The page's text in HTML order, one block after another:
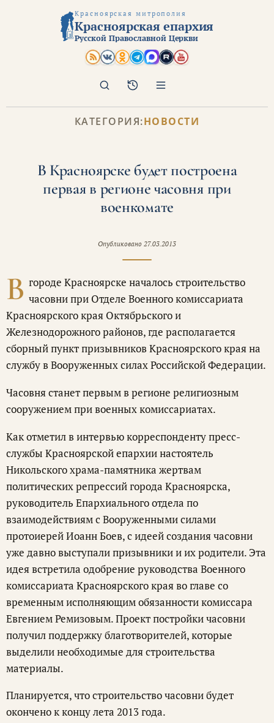
Красноярская митрополия
Красноярская епархия
Русской Православной Церкви
Архив
Поиск
КАТЕГОРИЯ:НОВОСТИ
В Красноярске будет построена
первая в регионе часовня при
военкомате
Опубликовано 27.03.2013
В городе Красноярске началось строительство
часовни при Отделе Военного комиссариата
Красноярского края Октябрьского и
Железнодорожного районов, где располагается
сборный пункт призывников Красноярского края на
службу в Вооруженных силах Российской Федерации.
Часовня станет первым в регионе религиозным
сооружением при военных комиссариатах.
Как отметил в интервью корреспонденту пресс-
службы Красноярской епархии настоятель
Никольского храма-памятника жертвам
политических репрессий города Красноярска,
руководитель Епархиального отдела по
взаимодействиям с Вооруженными силами
протоиерей Иоанн Боев, с идеей создания часовни
уже давно выступали призывники и их родители. Эта
идея встретила одобрение руководства Военного
комиссариата Красноярского края во главе со
временным исполняющим обязанности комиссара
Евгением Ремизовым. Проект постройки часовни
получил поддержку благотворителей, которые
выделили необходимые для строительства
материалы.
Планируется, что строительство часовни будет
окончено к концу лета 2013 года.